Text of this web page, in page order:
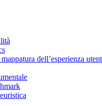
dell’esperienza